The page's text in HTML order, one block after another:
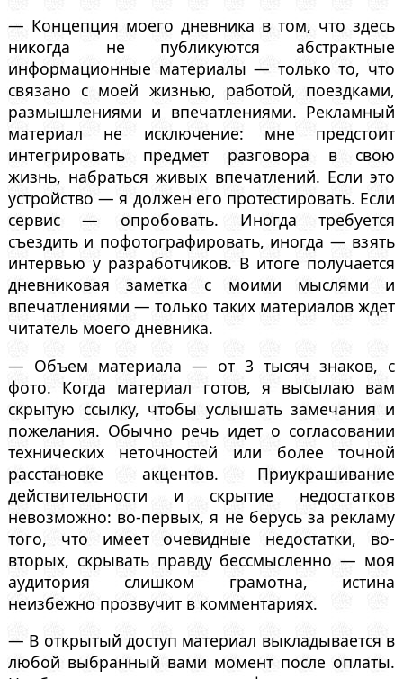
— Концепция моего дневника в том, что здесь
никогда не публикуются абстрактные
информационные материалы — только то, что
связано с моей жизнью, работой, поездками,
размышлениями и впечатлениями. Рекламный
материал не исключение: мне предстоит
интегрировать предмет разговора в свою
жизнь, набраться живых впечатлений. Если это
устройство — я должен его протестировать. Если
сервис — опробовать. Иногда требуется
съездить и пофотографировать, иногда — взять
интервью у разработчиков. В итоге получается
дневниковая заметка с моими мыслями и
впечатлениями — только таких материалов ждет
читатель моего дневника.
— Объем материала — от 3 тысяч знаков, с
фото. Когда материал готов, я высылаю вам
скрытую ссылку, чтобы услышать замечания и
пожелания. Обычно речь идет о согласовании
технических неточностей или более точной
расстановке акцентов. Приукрашивание
действительности и скрытие недостатков
невозможно: во-первых, я не берусь за рекламу
того, что имеет очевидные недостатки, во-
вторых, скрывать правду бессмысленно — моя
аудитория слишком грамотна, истина
неизбежно прозвучит в комментариях.
— В открытый доступ материал выкладывается в
любой выбранный вами момент после оплаты.